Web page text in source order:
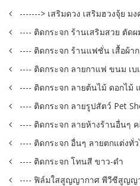
-------> เสริมดวง เสริมฮวงจุ้ย มง
---- ติดกระจก ร้านเสริมสวย ตัด
---- ติดกระจก ร้านแฟชั่น เสื้อผ้าก
---- ติดกระจก ลายกาแฟ ขนม เบ
---- ติดกระจก ลายต้นไม้ ดอกไม้
---- ติดกระจก ลายรูปสัตว์ Pet
---- ติดกระจก ลายห้างร้านอื่นๆ
---- ติดกระจก อื่นๆ ลายตกแต่งทั่ว
---- ติดกระจก โทนสี ขาว-ดำ
---- ฟิล์มใสสูญญากาศ พีวีซีสูญญ